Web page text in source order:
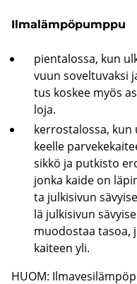
Il­ma­läm­pö­pump­pu
pien­ta­los­sa, kun
vuun so­vel­tu­vak­si
tus kos­kee myös
lo­ja.
ker­ros­ta­los­sa,
keel­le
sik­kö ja put­kis­to
jonka kaide on
ta jul­ki­si­vun
lä jul­ki­si­vun
muo­dos­taa tasoa,
kai­teen yli.
HUOM: